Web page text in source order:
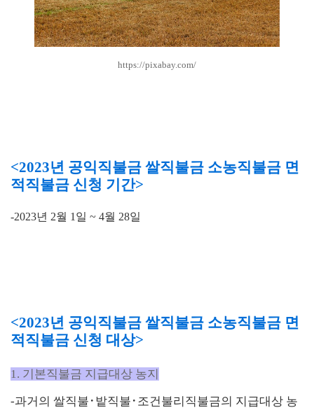
https://pixabay.com/
<2023년 공익직불금 쌀직불금 소농직불금 면
적직불금 신청 기간>
-2023년 2월 1일 ~ 4월 28일
<2023년 공익직불금 쌀직불금 소농직불금 면
적직불금 신청 대상>
1. 기본직불금 지급대상 농지
-과거의 쌀직불 ･ 밭직불 ･ 조건불리직불금의 지급대상 농